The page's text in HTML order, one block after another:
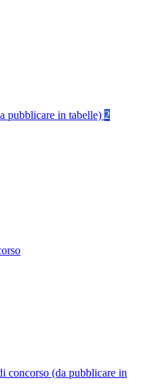
pubblicare in tabelle) 2
concorso (da pubblicare in